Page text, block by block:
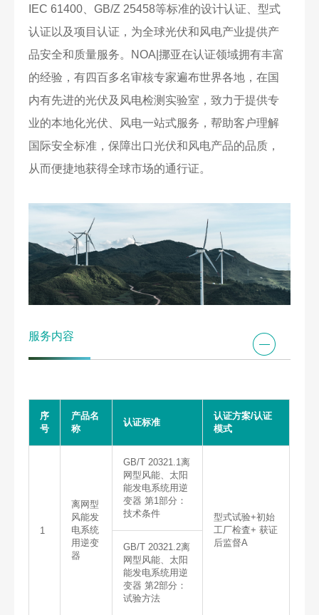
IEC 61400、GB/Z 25458等标准的设计认证、型式
认证以及项目认证，为全球光伏和风电产业提供产
品安全和质量服务。NOA|挪亚在认证领域拥有丰富
的经验，有四百多名审核专家遍布世界各地，在国
内有先进的光伏及风电检测实验室，致力于提供专
业的本地化光伏、风电一站式服务，帮助客户理解
国际安全标准，保障出口光伏和风电产品的品质，
从而便捷地获得全球市场的通行证。
服务内容
序
号
产品名
称
认证标准
认证方案/认证
模式
1
离网型
风能发
电系统
用逆变
器
GB/T 20321.1离
网型风能、太阳
能发电系统用逆
变器 第1部分：
技术条件
型式试验+初始
工厂检査+ 获证
后监督A
GB/T 20321.2离
网型风能、太阳
能发电系统用逆
变器 第2部分：
试验方法